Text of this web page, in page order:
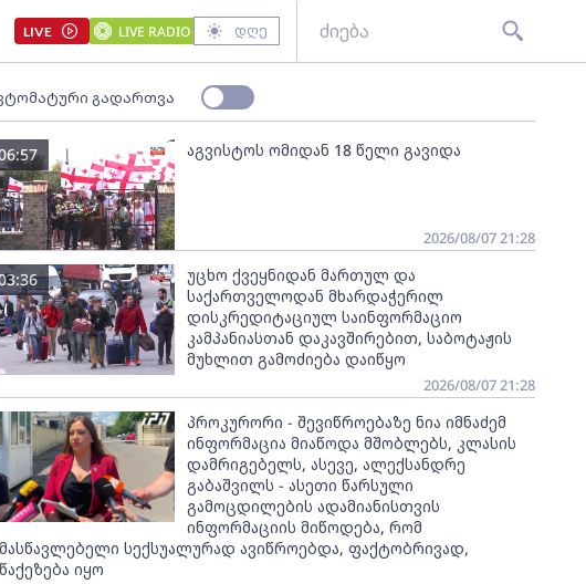
LIVE LIVE RADIO დღე
გადართვა
აგვისტოს ომიდან 18 წელი გავიდა
2026/08/07 21:28
უცხო ქვეყნიდან მართულ და
საქართველოდან მხარდაჭერილ
დისკრედიტაციულ საინფორმაციო
კამპანიასთან დაკავშირებით, საბოტაჟის
მუხლით გამოძიება დაიწყო
2026/08/07 21:28
პროკურორი - შევიწროებაზე ნია იმნაძემ
ინფორმაცია მიაწოდა მშობლებს, კლასის
დამრიგებელს, ასევე, ალექსანდრე
გაბაშვილს - ასეთი წარსული
გამოცდილების ადამიანისთვის
ინფორმაციის მიწოდება, რომ
მასწავლებელი სექსუალურად ავიწროებდა, ფაქტობრივად,
წაქეზება იყო